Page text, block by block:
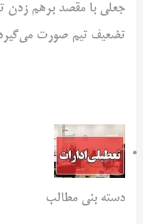
جعلی با مقصد برهم زدن
تضعیف تیم صورت
دسته بنی مطالب